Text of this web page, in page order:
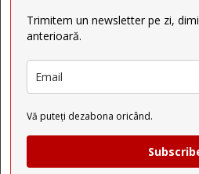
Trimitem un newsletter pe zi,
anterioară.
Vă puteți dezabona oricând.